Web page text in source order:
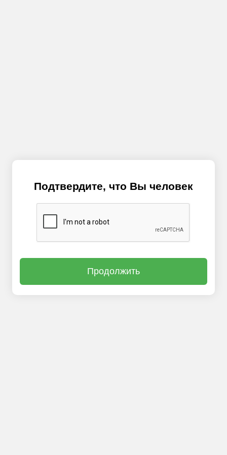
Подтвердите, что Вы человек
Продолжить